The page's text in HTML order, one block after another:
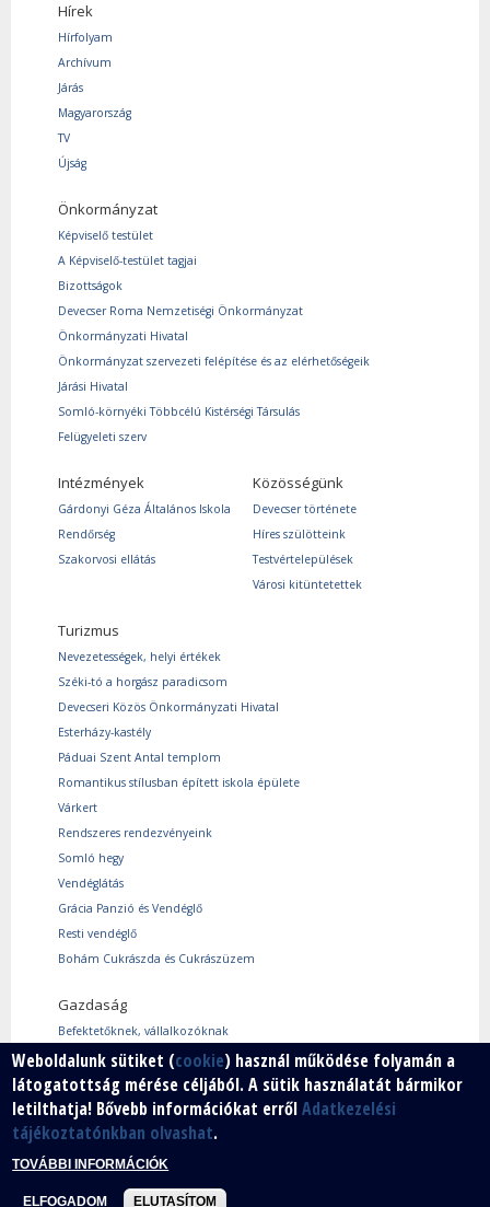
Hírek
Hírfolyam
Archívum
Járás
Magyarország
TV
Újság
Önkormányzat
Képviselő testület
A Képviselő-testület tagjai
Bizottságok
Devecser Roma Nemzetiségi Önkormányzat
Önkormányzati Hivatal
Önkormányzat szervezeti felépítése és az elérhetőségeik
Járási Hivatal
Somló-környéki Többcélú Kistérségi Társulás
Felügyeleti szerv
Intézmények
Gárdonyi Géza Általános Iskola
Rendőrség
Szakorvosi ellátás
Közösségünk
Devecser története
Híres szülötteink
Testvértelepülések
Városi kitüntetettek
Turizmus
Nevezetességek, helyi értékek
Széki-tó a horgász paradicsom
Devecseri Közös Önkormányzati Hivatal
Esterházy-kastély
Páduai Szent Antal templom
Romantikus stílusban épített iskola épülete
Várkert
Rendszeres rendezvényeink
Somló hegy
Vendéglátás
Grácia Panzió és Vendéglő
Resti vendéglő
Bohám Cukrászda és Cukrászüzem
Gazdaság
Befektetőknek, vállalkozóknak
Használtcikk piac
Márkáink
Szabad vállalkozói zóna
Vállalkozók
Weboldalunk sütiket (cookie) használ működése folyamán a
látogatottság mérése céljából. A sütik használatát bármikor
letilthatja! Bővebb információkat errőlAdatkezelési
tájékoztatónkban olvashat.
TOVÁBBI INFORMÁCIÓK
ELFOGADOM ELUTASÍTOM